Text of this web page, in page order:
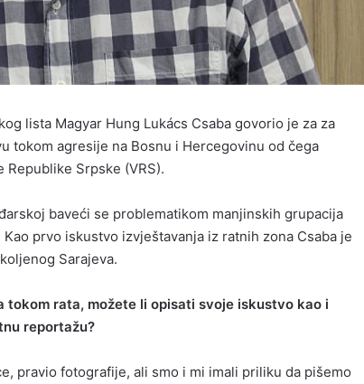
lista Magyar Hung Lukács Csaba govorio je za za
tokom agresije na Bosnu i Hercegovinu od čega
Srpske (VRS).
baveći se problematikom manjinskih grupacija
prvo iskustvo izvještavanja iz ratnih zona Csaba je
Sarajeva.
tokom rata, možete li opisati svoje iskustvo kao i
reportažu?
pravio fotografije, ali smo i mi imali priliku da pišemo